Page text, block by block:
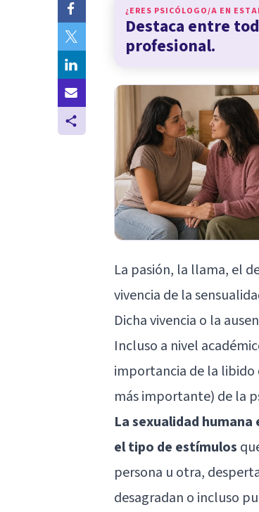
¿ERES PSICÓLOGO/A EN
Destaca entre
profesional.
La pasión, la llama, el
vivencia de la
Dicha vivencia o la
Incluso a nivel
importancia de la libido
más importante) de la
La sexualidad
el tipo de estímulos
persona u otra,
desagradan o incluso